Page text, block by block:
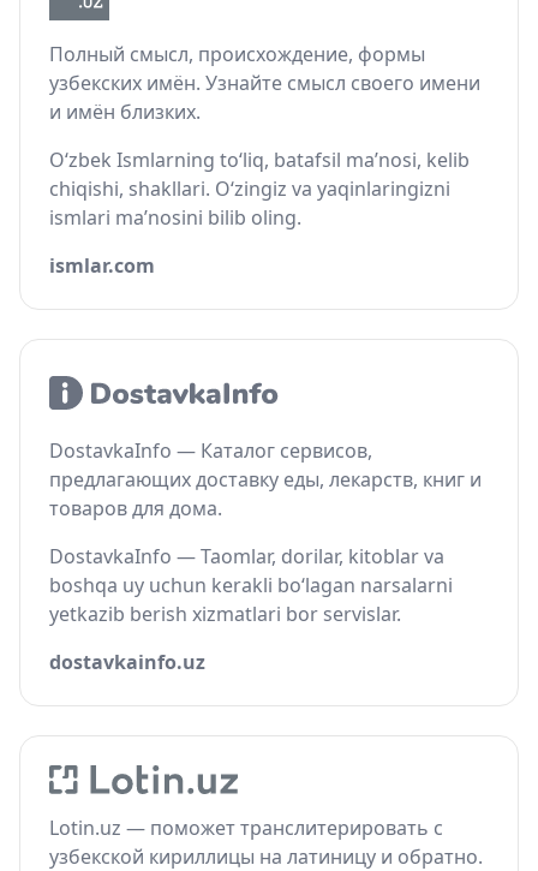
Полный смысл, происхождение, формы
узбекских имён. Узнайте смысл своего имени
и имён близких.
O‘zbek Ismlarning to‘liq, batafsil ma’nosi, kelib
chiqishi, shakllari. O‘zingiz va yaqinlaringizni
ismlari ma’nosini bilib oling.
ismlar.com
DostavkaInfo — Каталог сервисов,
предлагающих доставку еды, лекарств, книг и
товаров для дома.
DostavkaInfo — Taomlar, dorilar, kitoblar va
boshqa uy uchun kerakli bo‘lagan narsalarni
yetkazib berish xizmatlari bor servislar.
dostavkainfo.uz
Lotin.uz — поможет транслитерировать с
узбекской кириллицы на латиницу и обратно.